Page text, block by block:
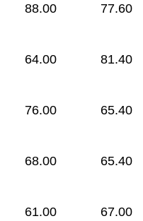
88.00 77.60
64.00 81.40
76.00 65.40
68.00 65.40
61.00 67.00